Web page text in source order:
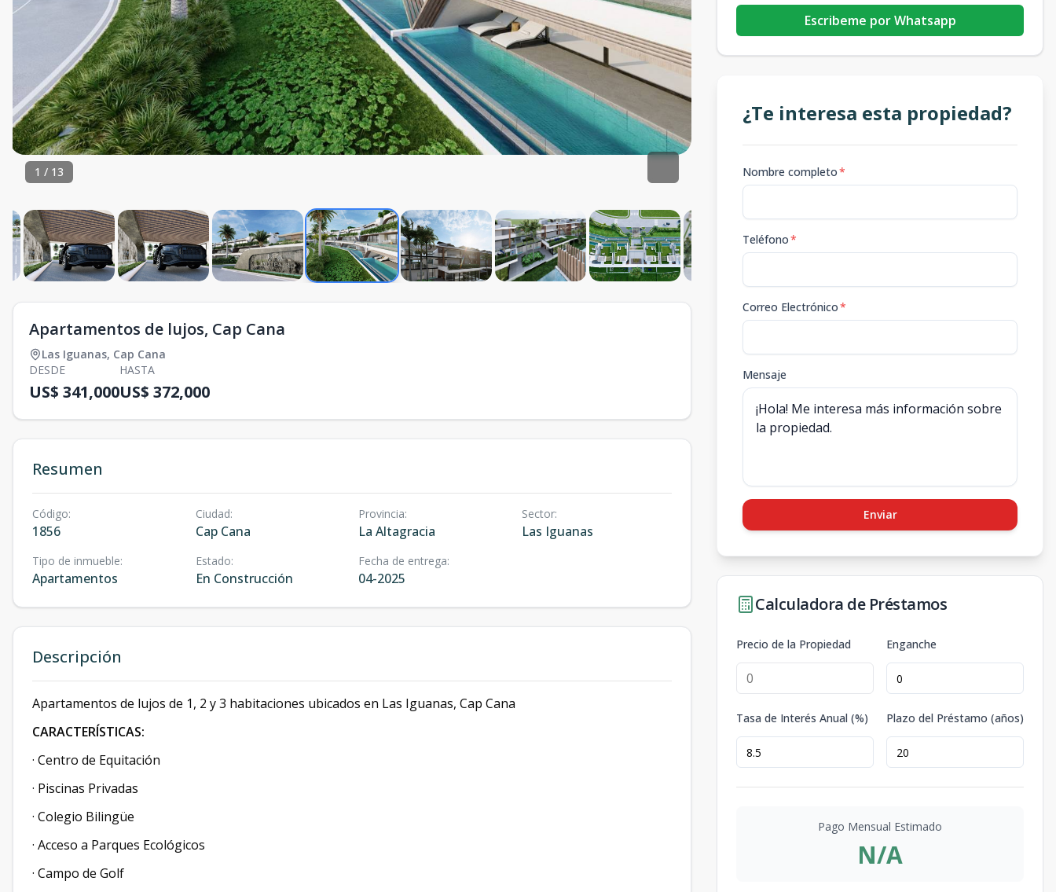
1 / 13
Apartamentos de lujos, Cap Cana
Las Iguanas, Cap Cana
DESDE
US$ 341,000
HASTA
US$ 372,000
Resumen
Código:
1856
Ciudad:
Cap Cana
Provincia:
La Altagracia
Sector:
Las Iguanas
Tipo de inmueble:
Apartamentos
Estado:
En Construcción
Fecha de entrega:
04-2025
Descripción
Apartamentos de lujos de 1, 2 y 3 habitaciones ubicados en Las Iguanas, Cap Cana
CARACTERÍSTICAS:
· Centro de Equitación
· Piscinas Privadas
· Colegio Bilingüe
· Acceso a Parques Ecológicos
· Campo de Golf
Escribeme por Whatsapp
¿Te interesa esta propiedad?
Nombre completo*
Teléfono*
Correo Electrónico*
Mensaje
Enviar
Calculadora de Préstamos
Precio de la Propiedad Enganche
Tasa de Interés Anual (%) Plazo del Préstamo (años)
Pago Mensual Estimado
N/A